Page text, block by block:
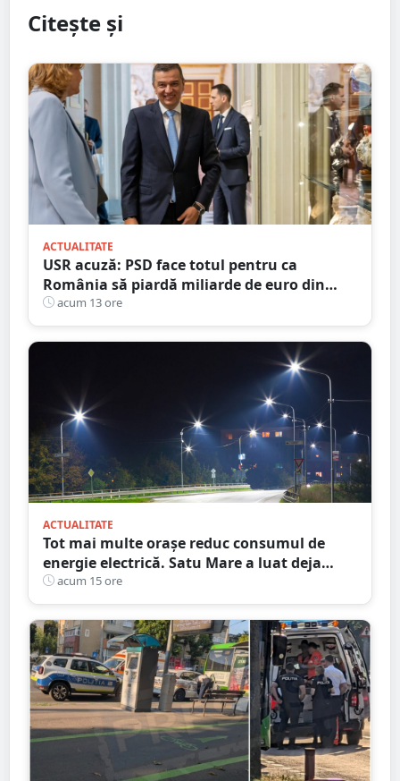
Citește și
ACTUALITATE
USR acuză: PSD face totul pentru ca
România să piardă miliarde de euro din
PNRR
acum 13 ore
ACTUALITATE
Tot mai multe orașe reduc consumul de
energie electrică. Satu Mare a luat deja
măsuri. Cu ce soluții au venit ceilalți
primari
acum 15 ore